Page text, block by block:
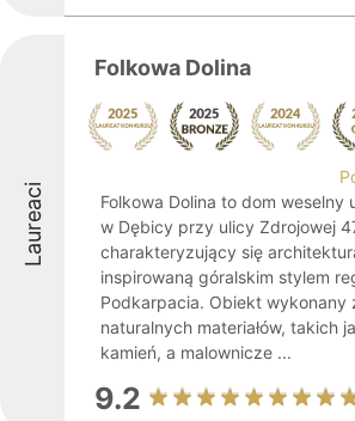
Laureaci
Folkowa Dolina
Folkowa Dolina to dom weselny
w Dębicy przy ulicy Zdrojowej
charakteryzujący się
inspirowaną góralskim stylem
Podkarpacia. Obiekt wykonany
naturalnych materiałów, takich
kamień, a malownicze ...
9.2